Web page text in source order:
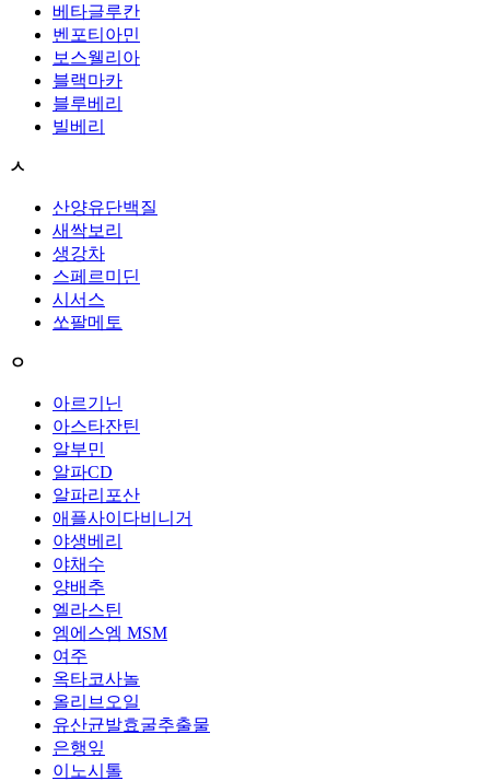
베타글루칸
벤포티아민
보스웰리아
블랙마카
블루베리
빌베리
ㅅ
산양유단백질
새싹보리
생강차
스페르미딘
시서스
쏘팔메토
ㅇ
아르기닌
아스타잔틴
알부민
알파CD
알파리포산
애플사이다비니거
야생베리
야채수
양배추
엘라스틴
엠에스엠 MSM
여주
옥타코사놀
올리브오일
유산균발효굴추출물
은행잎
이노시톨